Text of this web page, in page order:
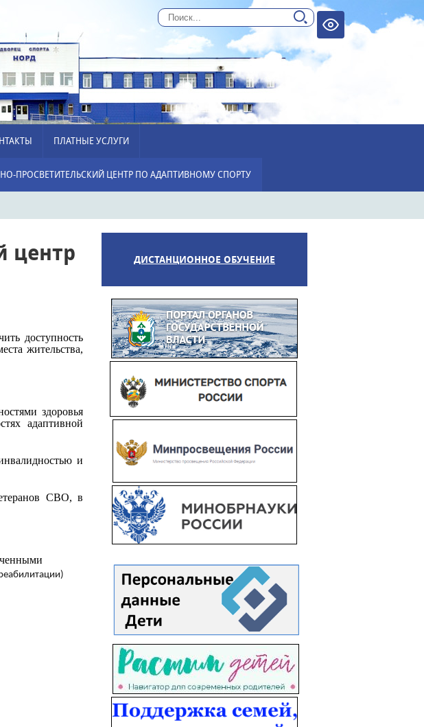
ПЛАТНЫЕ УСЛУГИ
ПРОСВЕТИТЕЛЬСКИЙ ЦЕНТР ПО АДАПТИВНОМУ СПОРТУ
центр
доступность
жительства,
здоровья
адаптивной
и
СВО, в
ДИСТАНЦИОННОЕ ОБУЧЕНИЕ